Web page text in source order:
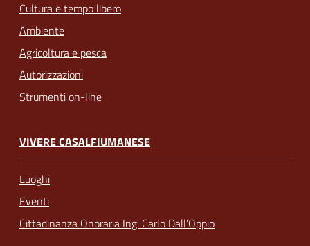
Cultura e tempo libero
Ambiente
Agricoltura e pesca
Autorizzazioni
Strumenti on-line
VIVERE CASALFIUMANESE
Luoghi
Eventi
Cittadinanza Onoraria Ing. Carlo Dall’Oppio